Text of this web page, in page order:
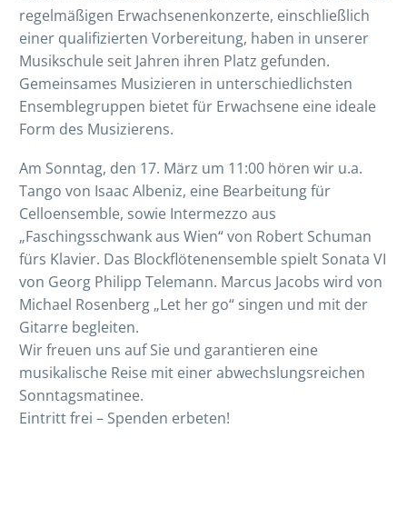
regelmäßigen Erwachsenenkonzerte, einschließlich
einer qualifizierten Vorbereitung, haben in unserer
Musikschule seit Jahren ihren Platz gefunden.
Gemeinsames Musizieren in unterschiedlichsten
Ensemblegruppen bietet für Erwachsene eine ideale
Form des Musizierens.
Am Sonntag, den 17. März um 11:00 hören wir u.a.
Tango von Isaac Albeniz, eine Bearbeitung für
Celloensemble, sowie Intermezzo aus
„Faschingsschwank aus Wien“ von Robert Schuman
fürs Klavier. Das Blockflötenensemble spielt Sonata VI
von Georg Philipp Telemann. Marcus Jacobs wird von
Michael Rosenberg „Let her go“ singen und mit der
Gitarre begleiten.
Wir freuen uns auf Sie und garantieren eine
musikalische Reise mit einer abwechslungsreichen
Sonntagsmatinee.
Eintritt frei – Spenden erbeten!